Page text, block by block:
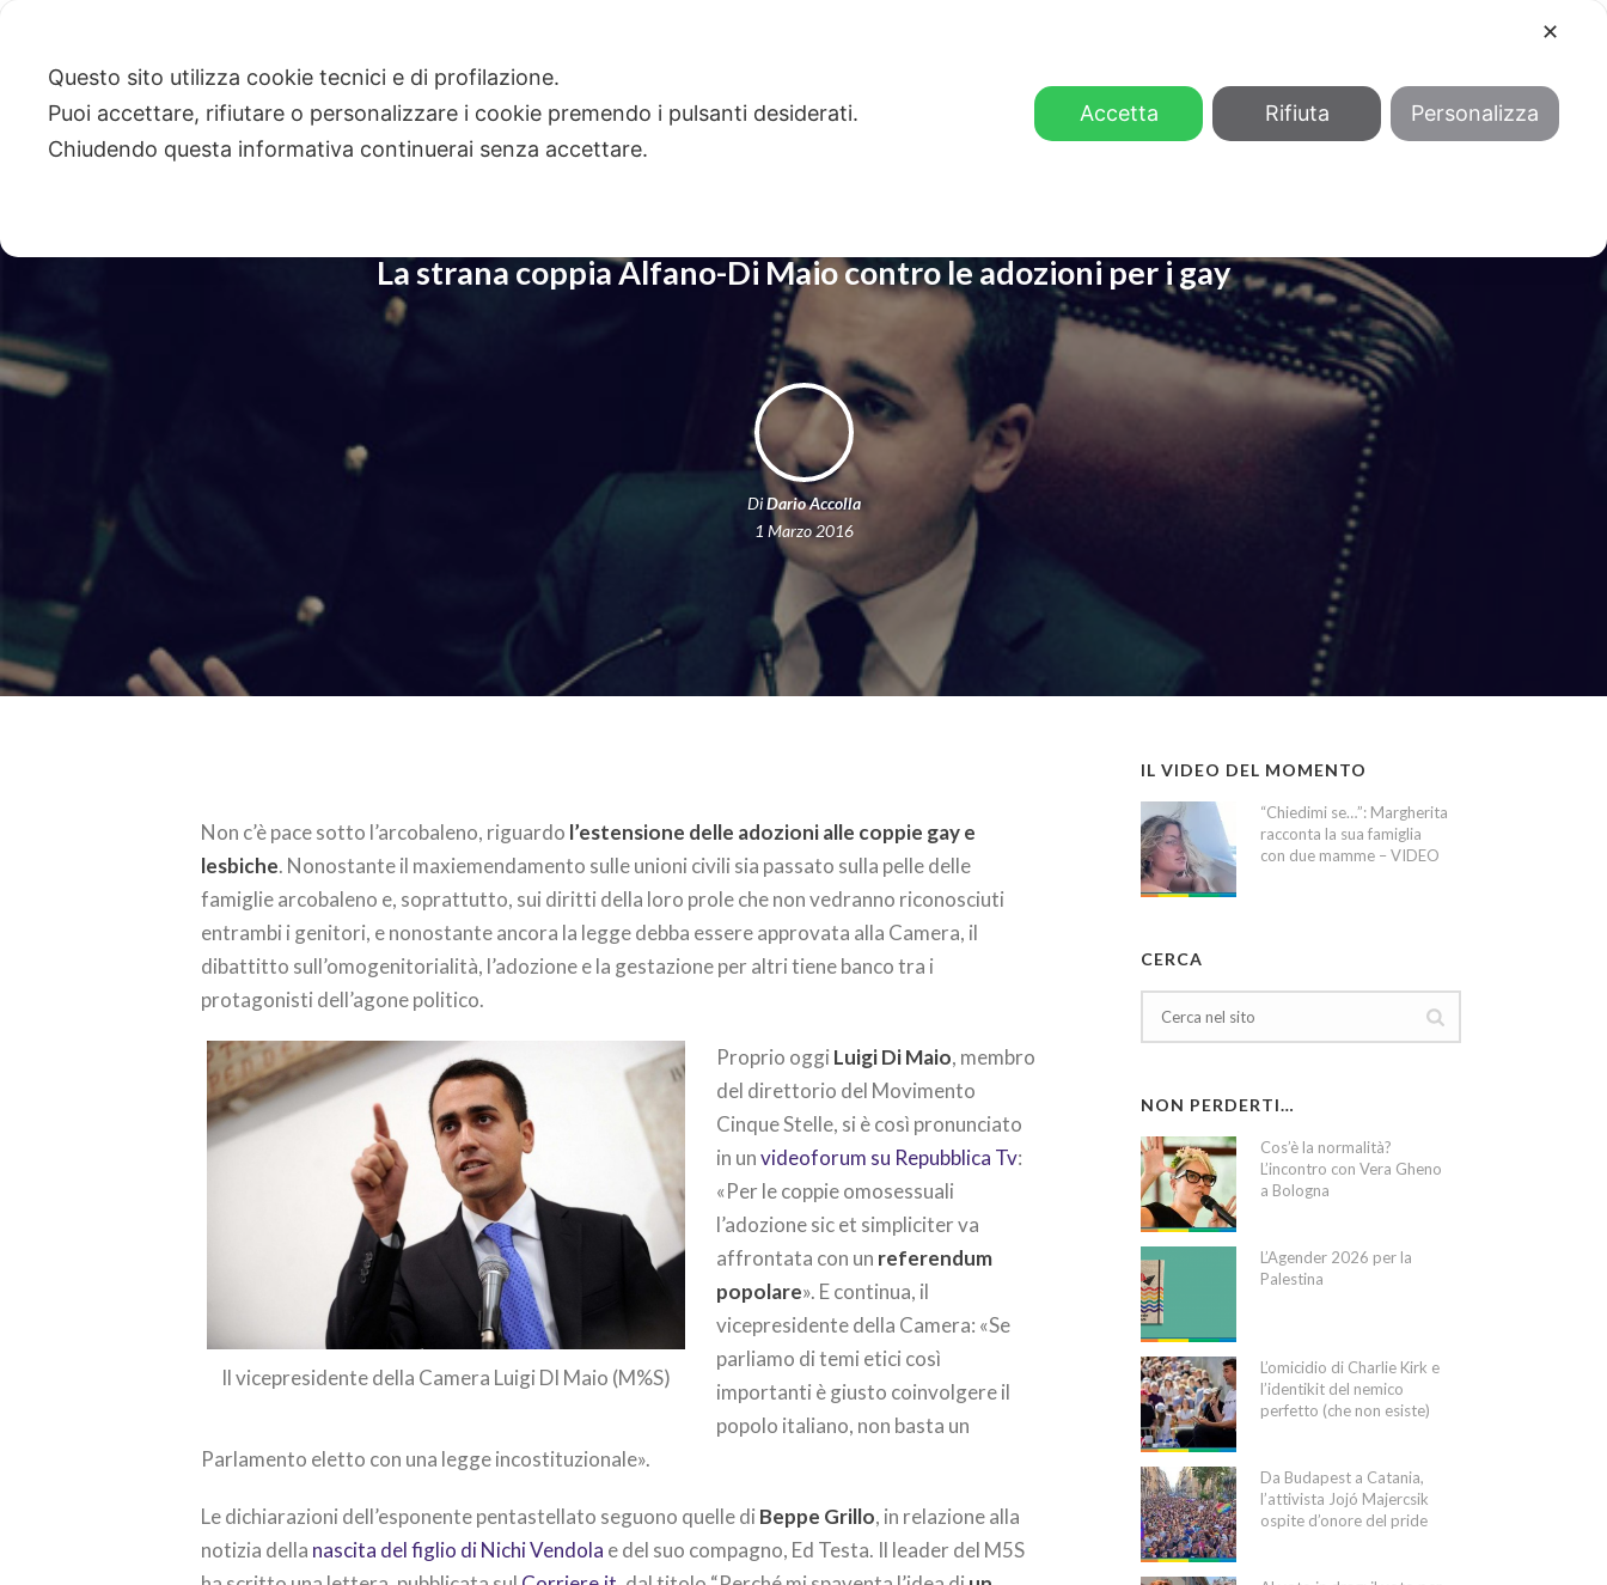
La strana coppia Alfano-Di Maio contro le adozioni per i gay
DiDario Accolla
1 Marzo 2016
Non c’è pace sotto l’arcobaleno, riguardo l’estensione delle adozioni alle coppie gay e
lesbiche. Nonostante il maxiemendamento sulle unioni civili sia passato sulla pelle delle
famiglie arcobaleno e, soprattutto, sui diritti della loro prole che non vedranno riconosciuti
entrambi i genitori, e nonostante ancora la legge debba essere approvata alla Camera, il
dibattitto sull’omogenitorialità, l’adozione e la gestazione per altri tiene banco tra i
protagonisti dell’agone politico.
Il vicepresidente della Camera Luigi DI Maio (M%S)
Proprio oggi Luigi Di Maio, membro
del direttorio del Movimento
Cinque Stelle, si è così pronunciato
in unvideoforum su Repubblica Tv:
«Per le coppie omosessuali
l’adozione sic et simpliciter va
affrontata con un referendum
popolare». E continua, il
vicepresidente della Camera: «Se
parliamo di temi etici così
importanti è giusto coinvolgere il
popolo italiano, non basta un
Parlamento eletto con una legge incostituzionale».
Le dichiarazioni dell’esponente pentastellato seguono quelle di Beppe Grillo, in relazione alla
notizia della nascita del figlio di Nichi Vendola e del suo compagno, Ed Testa. Il leader del M5S
IL VIDEO DEL MOMENTO
“Chiedimi se…”: Margherita
racconta la sua famiglia
con due mamme – VIDEO
CERCA
NON PERDERTI…
Cos’è la normalità?
L’incontro con Vera Gheno
a Bologna
L’Agender 2026 per la
Palestina
L’omicidio di Charlie Kirk e
l’identikit del nemico
perfetto (che non esiste)
Da Budapest a Catania,
l’attivista Jojó Majercsik
ospite d’onore del pride
✕
Questo sito utilizza cookie tecnici e di profilazione.
Puoi accettare, rifiutare o personalizzare i cookie premendo i pulsanti desiderati.
Chiudendo questa informativa continuerai senza accettare.
Accetta Rifiuta Personalizza